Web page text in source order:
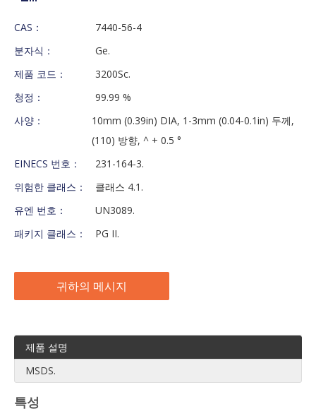
CAS：
7440-56-4
분자식：
Ge.
제품 코드：
3200Sc.
청정：
99.99 %
사양：
10mm (0.39in) DIA, 1-3mm (0.04-0.1in) 두께,
(110) 방향, ^ + 0.5 °
EINECS 번호：
231-164-3.
위험한 클래스：
클래스 4.1.
유엔 번호：
UN3089.
패키지 클래스：
PG II.
귀하의 메시지
제품 설명
MSDS.
특성